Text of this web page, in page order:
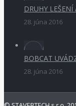
DRUHY
28. júna 2016
BOBCAT
28. júna 2016